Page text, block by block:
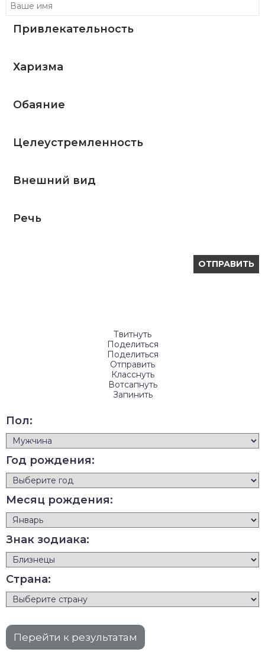
Привлекательность
Харизма
Обаяние
Целеустремленность
Внешний вид
Речь
Твитнуть
Поделиться
Поделиться
Отправить
Класснуть
Вотсапнуть
Запинить
Пол:
Год рождения:
Месяц рождения:
Знак зодиака:
Страна: